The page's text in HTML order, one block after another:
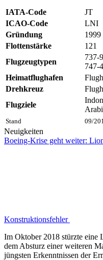
Stand 09/
IATA-Code
JT
ICAO-Code
LNI
Gründung
1999
Flottenstärke
121
Flugzeugtypen
737-
747-
Heimatflughafen
Drehkreuz
Flugziele
Neuigkeiten
Boeing-Krise geht weiter:
Konstruktionsfehler
Im Oktober 2018 stürzte eine
dem Absturz einer weiteren
jüngsten Erkenntnissen der